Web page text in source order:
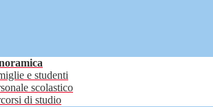
e studenti
scolastico
di studio